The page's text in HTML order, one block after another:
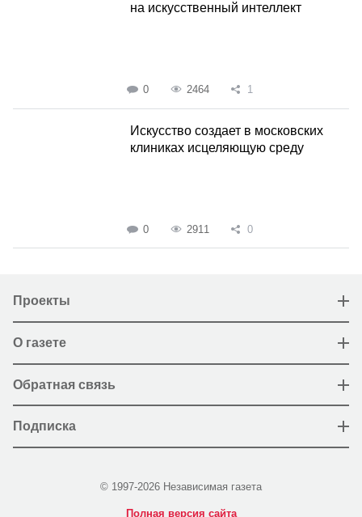
на искусственный интеллект
0 2464 1
Искусство создает в московских
клиниках исцеляющую среду
0 2911 0
Проекты
О газете
Обратная связь
Подписка
© 1997-2026 Независимая газета
Полная версия сайта